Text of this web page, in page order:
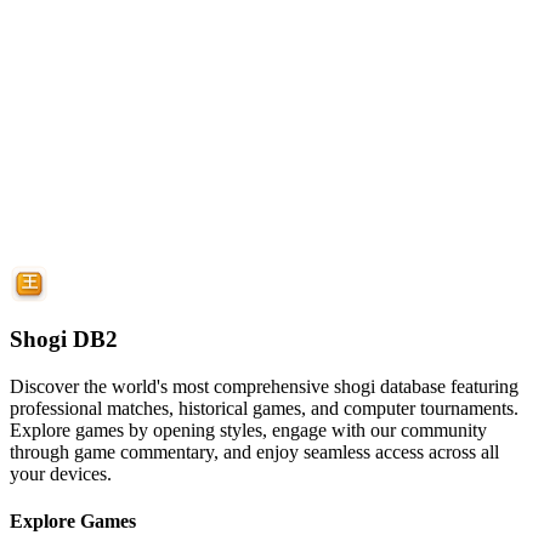
Shogi DB2
Discover the world's most comprehensive shogi database featuring
professional matches, historical games, and computer tournaments.
Explore games by opening styles, engage with our community
through game commentary, and enjoy seamless access across all
your devices.
Explore Games